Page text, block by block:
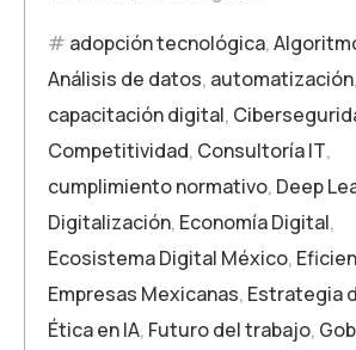
adopción tecnológica,
Análisis de datos, automatización,
capacitación digital,
Competitividad, Consultoría IT,
cumplimiento normativo, Deep
Digitalización, Economía Digital,
Ecosistema Digital México,
Empresas Mexicanas, Estrategia
Ética en IA, Futuro del trabajo,